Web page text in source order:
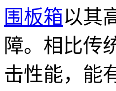
围板箱以其
障。相比传
击性能，能